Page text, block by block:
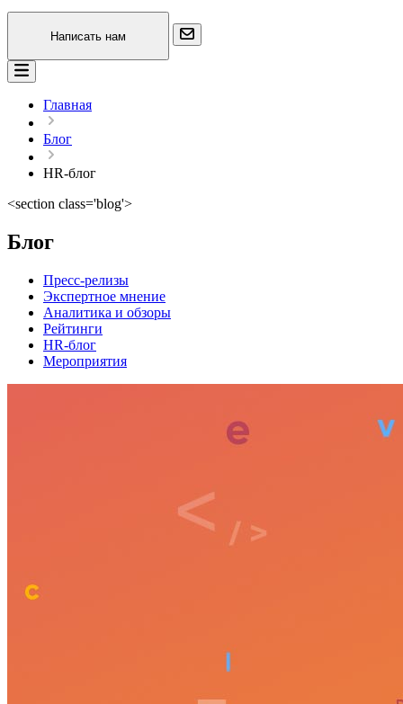
Написать нам
Главная
Блог
HR-блог
<section class='blog'>
Блог
Пресс-релизы
Экспертное мнение
Аналитика и обзоры
Рейтинги
HR-блог
Мероприятия